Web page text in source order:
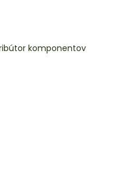
komponentov